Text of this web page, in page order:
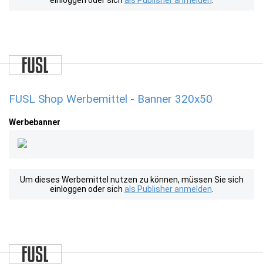
FUSL Shop Werbemittel - Banner 320x50
Werbebanner
Um dieses Werbemittel nutzen zu können, müssen Sie sich
einloggen oder sich als Publisher anmelden